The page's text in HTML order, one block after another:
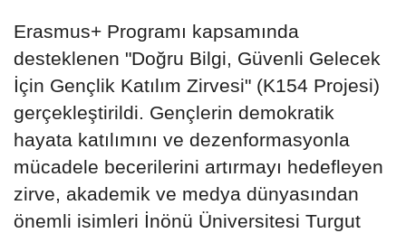
Erasmus+ Programı kapsamında
desteklenen "Doğru Bilgi, Güvenli Gelecek
İçin Gençlik Katılım Zirvesi" (K154 Projesi)
gerçekleştirildi. Gençlerin demokratik
hayata katılımını ve dezenformasyonla
mücadele becerilerini artırmayı hedefleyen
zirve, akademik ve medya dünyasından
önemli isimleri İnönü Üniversitesi Turgut